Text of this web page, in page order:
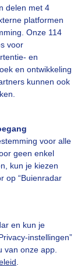
delen met 4
platformen
Onze 114
voor
en
en ontwikkeling
kunnen ook
voor alle
geen enkel
kun je kiezen
op “Buienradar
en kun je
instellingen”
van onze app.
weer
Bilt